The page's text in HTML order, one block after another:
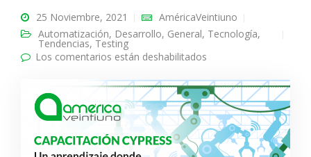
25 Noviembre, 2021
AméricaVeintiuno
Automatización, Desarrollo, General, Tecnología,
Tendencias, Testing
Los comentarios están deshabilitados
todos ganan